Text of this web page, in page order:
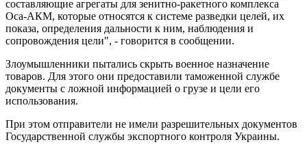
составляющие агрегаты для зенитно-ракетного комплекса
Оса-АКМ, которые относятся к системе разведки целей, их
показа, определения дальности к ним, наблюдения и
сопровождения цели", - говорится в сообщении.
Злоумышленники пытались скрыть военное назначение
товаров. Для этого они предоставили таможенной службе
документы с ложной информацией о грузе и цели его
использования.
При этом отправители не имели разрешительных документов
Государственной службы экспортного контроля Украины.